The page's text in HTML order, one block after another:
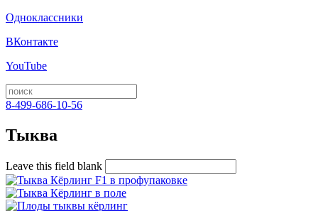
Одноклассники
ВКонтакте
YouTube
8-499-686-10-56
Тыква
Leave this field blank